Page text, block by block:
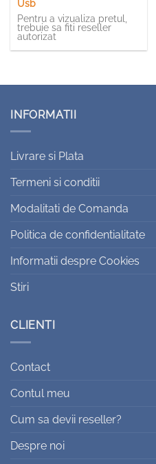
Usb
Pentru a vizualiza pretul,
trebuie sa fiti reseller
autorizat
INFORMATII
Livrare si Plata
Termeni si conditii
Modalitati de Comanda
Politica de confidentialitate
Informatii despre Cookies
Stiri
CLIENTI
Contact
Contul meu
Cum sa devii reseller?
Despre noi